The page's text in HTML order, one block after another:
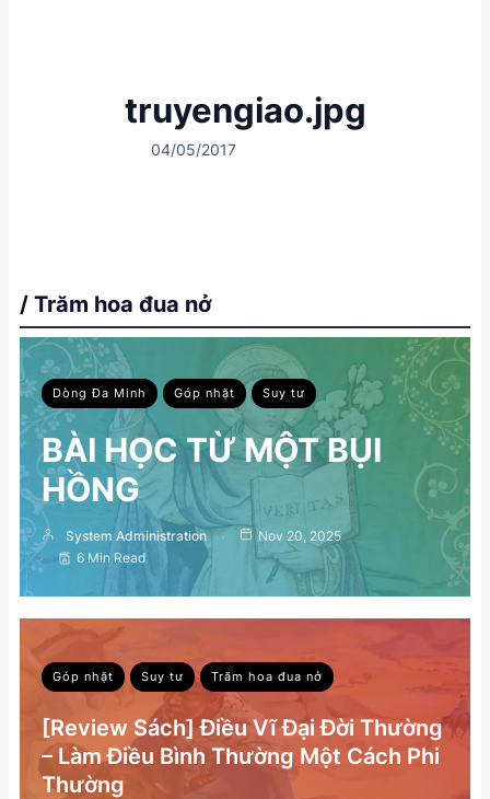
truyengiao.jpg
04/05/2017
/ Trăm hoa đua nở
Dòng Đa Minh Góp nhặt Suy tư
BÀI HỌC TỪ MỘT BỤI
HỒNG
System Administration
Nov 20, 2025
6 Min Read
Góp nhặt Suy tư Trăm hoa đua nở
[Review Sách] Điều Vĩ Đại Đời Thường
– Làm Điều Bình Thường Một Cách Phi
Thường